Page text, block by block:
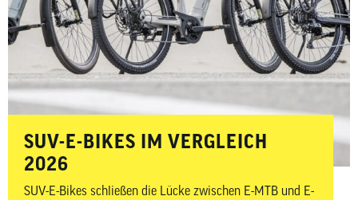
SUV-E-BIKES IM VERGLEICH
2026
SUV-E-Bikes schließen die Lücke zwischen E-MTB und E-